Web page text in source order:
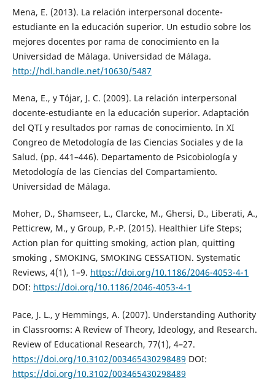
Mena, E. (2013). La relación interpersonal docente-
estudiante en la educación superior. Un estudio sobre los
mejores docentes por rama de conocimiento en la
Universidad de Málaga. Universidad de Málaga.
http://hdl.handle.net/10630/5487
Mena, E., y Tójar, J. C. (2009). La relación interpersonal
docente-estudiante en la educación superior. Adaptación
del QTI y resultados por ramas de conocimiento. In XI
Congreo de Metodología de las Ciencias Sociales y de la
Salud. (pp. 441–446). Departamento de Psicobiología y
Metodología de las Ciencias del Compartamiento.
Universidad de Málaga.
Moher, D., Shamseer, L., Clarcke, M., Ghersi, D., Liberati, A.,
Petticrew, M., y Group, P.-P. (2015). Healthier Life Steps;
Action plan for quitting smoking, action plan, quitting
smoking , SMOKING, SMOKING CESSATION. Systematic
Reviews, 4(1), 1–9. https://doi.org/10.1186/2046-4053-4-1
DOI: https://doi.org/10.1186/2046-4053-4-1
Pace, J. L., y Hemmings, A. (2007). Understanding Authority
in Classrooms: A Review of Theory, Ideology, and Research.
Review of Educational Research, 77(1), 4–27.
https://doi.org/10.3102/003465430298489 DOI:
https://doi.org/10.3102/003465430298489